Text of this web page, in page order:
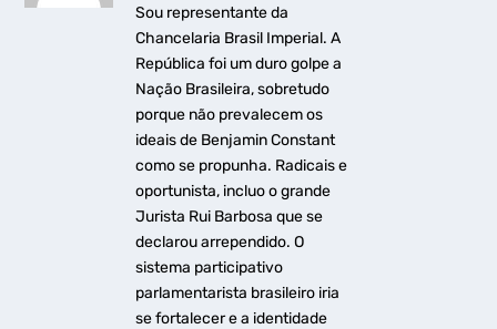
Sou representante da
Chancelaria Brasil Imperial. A
República foi um duro golpe a
Nação Brasileira, sobretudo
porque não prevalecem os
ideais de Benjamin Constant
como se propunha. Radicais e
oportunista, incluo o grande
Jurista Rui Barbosa que se
declarou arrependido. O
sistema participativo
parlamentarista brasileiro iria
se fortalecer e a identidade